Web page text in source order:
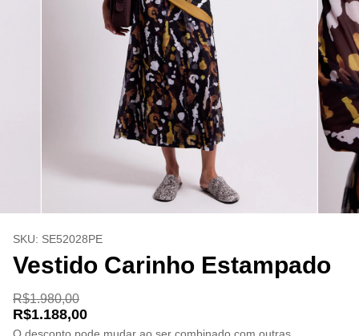
SKU: SE52028PE
Vestido Carinho Estampado
R$1.980,00
R$1.188,00